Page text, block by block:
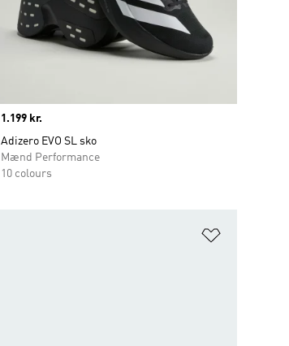
Price
1.199 kr.
Adizero EVO SL sko
Mænd Performance
10 colours